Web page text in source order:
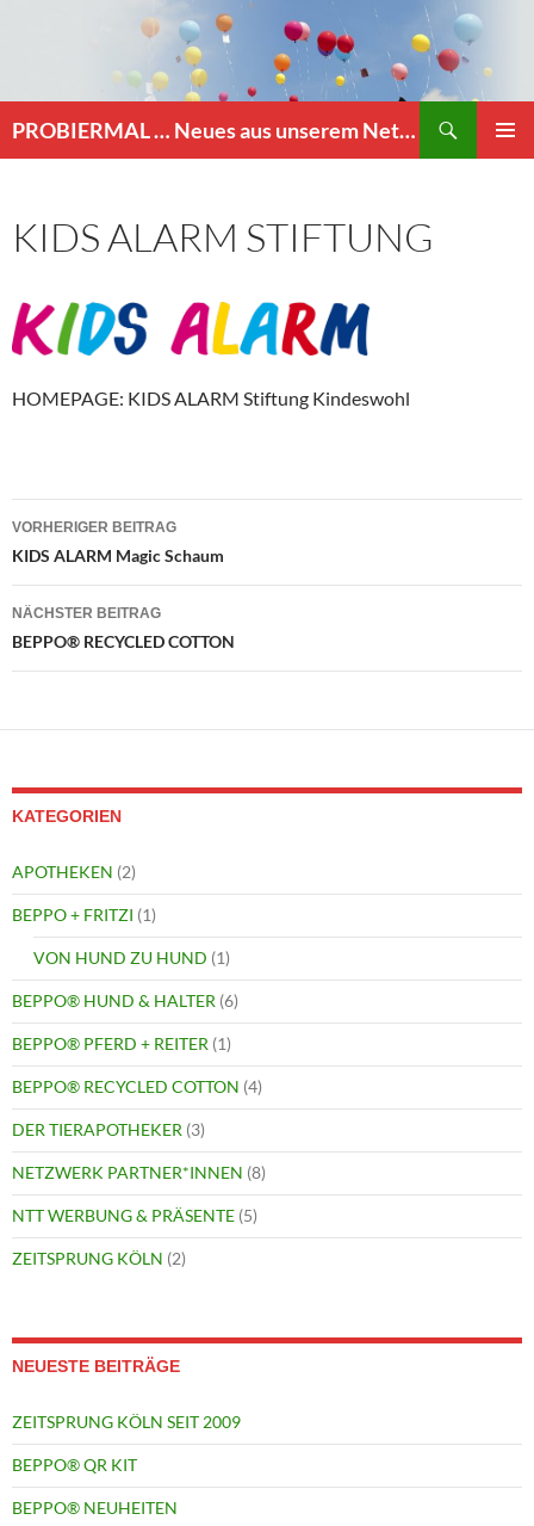
PROBIERMAL … Neues aus unserem Netzwerk
KIDS ALARM STIFTUNG
HOMEPAGE: KIDS ALARM Stiftung Kindeswohl
Beitragsnavigation
VORHERIGER BEITRAG
KIDS ALARM Magic Schaum
NÄCHSTER BEITRAG
BEPPO® RECYCLED COTTON
KATEGORIEN
APOTHEKEN (2)
BEPPO + FRITZI (1)
VON HUND ZU HUND (1)
BEPPO® HUND & HALTER (6)
BEPPO® PFERD + REITER (1)
BEPPO® RECYCLED COTTON (4)
DER TIERAPOTHEKER (3)
NETZWERK PARTNER*INNEN (8)
NTT WERBUNG & PRÄSENTE (5)
ZEITSPRUNG KÖLN (2)
NEUESTE BEITRÄGE
ZEITSPRUNG KÖLN SEIT 2009
BEPPO® QR KIT
BEPPO® NEUHEITEN